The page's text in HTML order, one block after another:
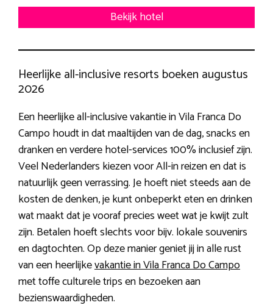
Bekijk hotel
Heerlijke all-inclusive resorts boeken augustus
2026
Een heerlijke all-inclusive vakantie in Vila Franca Do
Campo houdt in dat maaltijden van de dag, snacks en
dranken en verdere hotel-services 100% inclusief zijn.
Veel Nederlanders kiezen voor All-in reizen en dat is
natuurlijk geen verrassing. Je hoeft niet steeds aan de
kosten de denken, je kunt onbeperkt eten en drinken
wat maakt dat je vooraf precies weet wat je kwijt zult
zijn. Betalen hoeft slechts voor bijv. lokale souvenirs
en dagtochten. Op deze manier geniet jij in alle rust
van een heerlijkevakantie in Vila Franca Do Campo
met toffe culturele trips en bezoeken aan
bezienswaardigheden.